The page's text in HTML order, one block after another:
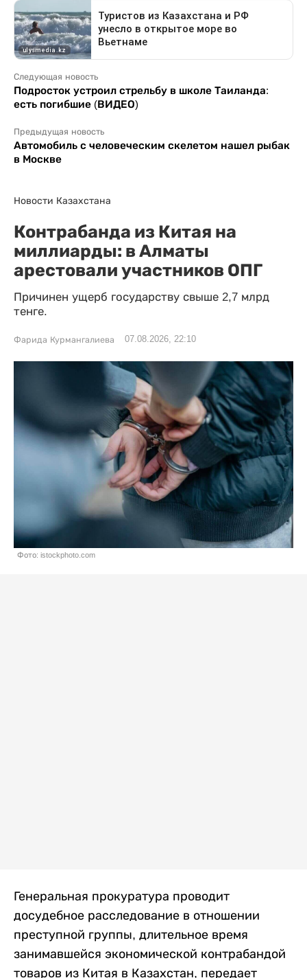
Следующая новость
Подросток устроил стрельбу в школе Таиланда:
есть погибшие (ВИДЕО)
Предыдущая новость
Автомобиль с человеческим скелетом нашел рыбак
в Москве
Новости Казахстана
Контрабанда из Китая на
миллиарды: в Алматы
арестовали участников ОПГ
Причинен ущерб государству свыше 2,7 млрд
тенге.
Фарида Курмангалиева 07.08.2026, 22:10
Фото: istockphoto.com
Генеральная прокуратура проводит
досудебное расследование в отношении
преступной группы, длительное время
занимавшейся экономической контрабандой
товаров из Китая в Казахстан, передает